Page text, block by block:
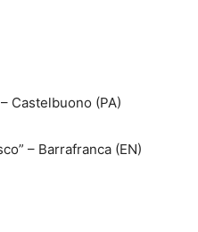
Castelbuono (PA)
– Barrafranca (EN)